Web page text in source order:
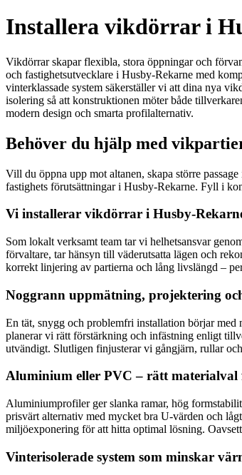
Installera vikdörrar i
Vikdörrar skapar flexibla, stora öppningar och
och fastighetsutvecklare i Husby-Rekarne med
vinterklassade system säkerställer vi att dina nya
isolering så att konstruktionen möter både
modern design och smarta profilalternativ.
Behöver du hjälp med
Vill du öppna upp mot altanen, skapa större
fastighets förutsättningar i Husby-Rekarne. Fyll i
Vi installerar vikdörrar i Husby-
Som lokalt verksamt team tar vi helhetsansvar
förvaltare, tar hänsyn till väderutsatta lägen och
korrekt linjering av partierna och lång livslängd –
Noggrann uppmätning, projektering
En tät, snygg och problemfri installation börjar med
planerar vi rätt förstärkning och infästning enligt
utvändigt. Slutligen finjusterar vi gångjärn, rullar
Aluminium eller PVC – rätt
Aluminiumprofiler ger slanka ramar, hög
prisvärt alternativ med mycket bra U-värden och
miljöexponering för att hitta optimal lösning.
Vinterisolerade system som minskar